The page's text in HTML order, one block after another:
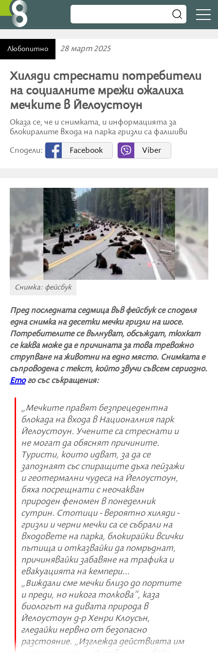
Любопитно 28 март 2025
Хиляди стреснати потребители
на социалните мрежи ожалиха
мечките в Йелоустоун
Оказа се, че и снимката, и информацията за
блокиралите входа на парка гризли са фалшиви
Сподели:
Facebook Viber
Снимка: фейсбук
Пред последната седмица във фейсбук се споделя
една снимка на десетки мечки гризли на шосе.
Потребителите се вълнуват, обсъждат, тюхкат
се каква може да е причината за това тревожно
струпване на животни на едно място. Снимката е
съпроводена с текст, който звучи съвсем сериозно.
Етого със съкращения:
„Мечките правят безпрецедентна
блокада на входа в Националния парк
Йелоустоун. Учените са стреснати и
не могат да обяснят причините.
Туристи, които идват, за да се
запознаят със спиращите дъха пейзажи
и геотермални чудеса на Йелоустоун,
бяха посрещнати с неочакван
природен феномен в понеделник
сутрин. Стотици - вероятно хиляди -
гризли и черни мечки са се събрали на
входовете на парка, блокирайки всички
пътища и отказвайки да помръднат,
причинявайки забавяне на трафика и
евакуацията на кемпери...
„Виждали сме мечки близо до портите
и преди, но никога толкова“, каза
биологът на дивата природа в
Йелоустоун д-р Хенри Клоусън,
гледайки нервно от безопасно
разстояние. „Изглежда действията им